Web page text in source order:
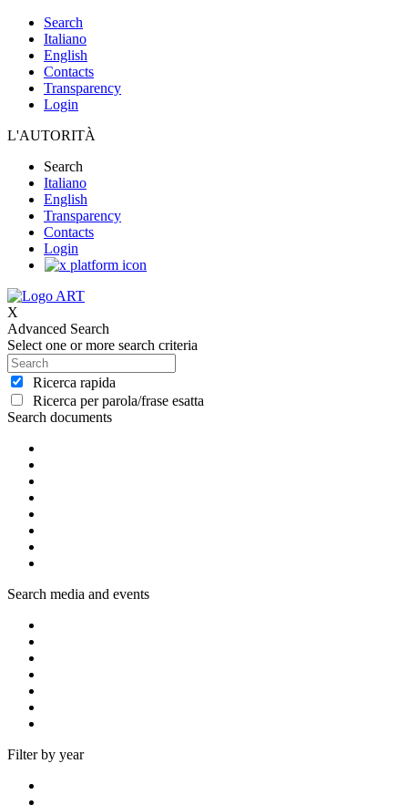
Search
Italiano
English
Contacts
Transparency
Login
L'AUTORITÀ
Search
Italiano
English
Transparency
Contacts
Login
X
Advanced Search
Select one or more search criteria
Ricerca rapida
Ricerca per parola/frase esatta
Search documents
Search media and events
Filter by year